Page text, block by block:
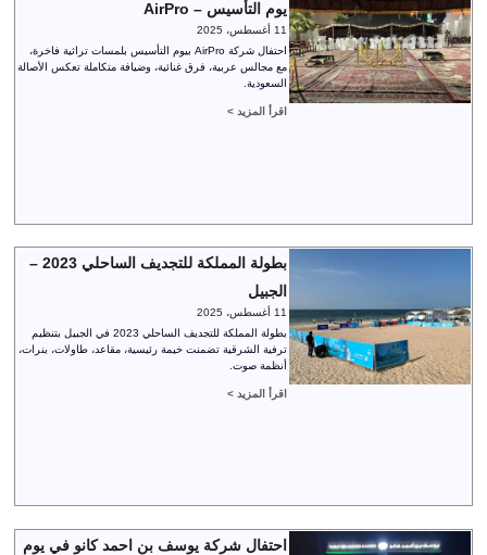
يوم التأسيس – AirPro
11 أغسطس، 2025
احتفال شركة AirPro بيوم التأسيس بلمسات تراثية فاخرة،
مع مجالس عربية، فرق غنائية، وضيافة متكاملة تعكس الأصالة
السعودية.
اقرأ المزيد >
بطولة المملكة للتجديف الساحلي 2023 –
الجبيل
11 أغسطس، 2025
بطولة المملكة للتجديف الساحلي 2023 في الجبيل بتنظيم
ترفية الشرقية تضمنت خيمة رئيسية، مقاعد، طاولات، بنرات،
أنظمة صوت.
اقرأ المزيد >
احتفال شركة يوسف بن احمد كانو في يوم